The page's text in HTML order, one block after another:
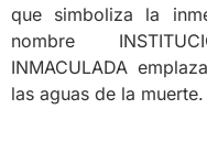
que simboliza la
nombre
INMACULADA
las aguas de la muerte.